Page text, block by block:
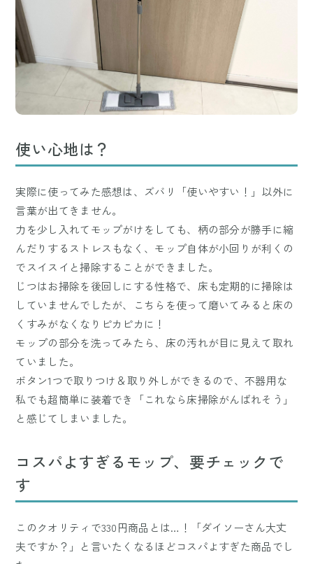
使い心地は？
実際に使ってみた感想は、ズバリ「使いやすい！」以外に
言葉が出てきません。
力を少し入れてモップがけをしても、柄の部分が勝手に縮
んだりするストレスもなく、モップ自体が小回りが利くの
でスイスイと掃除することができました。
じつはお掃除を後回しにする性格で、床も定期的に掃除は
していませんでしたが、こちらを使って磨いてみると床の
くすみがなくなりピカピカに！
モップの部分を洗ってみたら、床の汚れが目に見えて取れ
ていました。
ボタン1つで取りつけ＆取り外しができるので、不器用な
私でも超簡単に装着でき「これなら床掃除がんばれそう」
と感じてしまいました。
コスパよすぎるモップ、要チェックで
す
このクオリティで330円商品とは…！「ダイソーさん大丈
夫ですか？」と言いたくなるほどコスパよすぎた商品でし